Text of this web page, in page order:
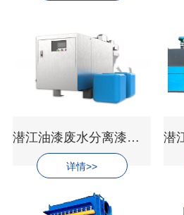
潜江油漆废水分离漆渣装置
详情>>